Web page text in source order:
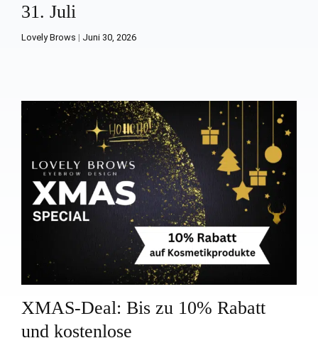
31. Juli
Lovely Brows | Juni 30, 2026
XMAS-Deal: Bis zu 10% Rabatt
und kostenlose